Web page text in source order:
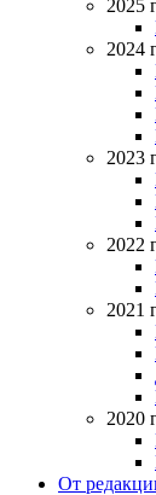
2025
2024
2023
2022
2021
2020
От